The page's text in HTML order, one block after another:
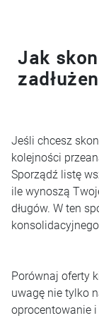
Jak
Jeśli chcesz
kolejności
Sporządź listę
ile wynoszą
długów. W ten
Porównaj oferty
uwagę nie tylko
oprocentowanie i